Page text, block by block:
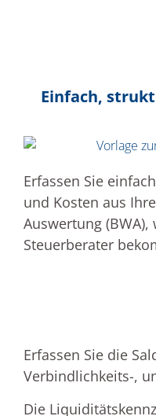
Einfach,
Erfassen Sie
und Kosten aus
Auswertung
Steuerberater
Erfassen Sie die
Verbindlichkeits-,
Die